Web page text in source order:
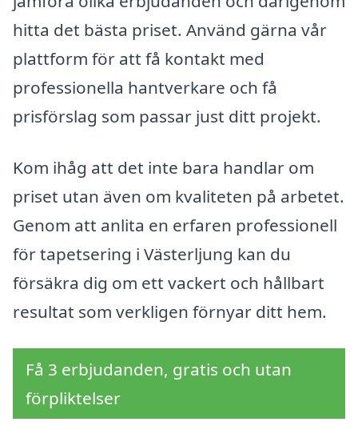
hitta det bästa priset. Använd gärna vår
plattform för att få kontakt med
professionella hantverkare och få
prisförslag som passar just ditt projekt.
Kom ihåg att det inte bara handlar om
priset utan även om kvaliteten på arbetet.
Genom att anlita en erfaren professionell
för tapetsering i Västerljung kan du
försäkra dig om ett vackert och hållbart
resultat som verkligen förnyar ditt hem.
Få 3 erbjudanden, gratis och utan
förpliktelser